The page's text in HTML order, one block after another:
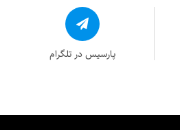
پارسیس در تلگرام